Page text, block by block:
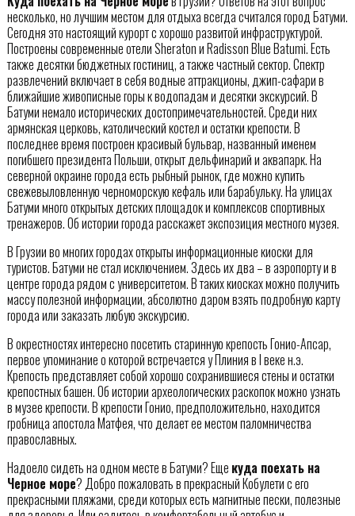
несколько, но лучшим местом для отдыха всегда считался город Батуми.
Сегодня это настоящий курорт с хорошо развитой инфраструктурой.
Построены современные отели Sheraton и Radisson Blue Batumi. Есть
также десятки бюджетных гостиниц, а также частный сектор. Спектр
развлечений включает в себя водные аттракционы, джип-сафари в
ближайшие живописные горы к водопадам и десятки экскурсий. В
Батуми немало исторических достопримечательностей. Среди них
армянская церковь, католический костел и остатки крепости. В
последнее время построен красивый бульвар, названный именем
погибшего президента Польши, открыт дельфинарий и аквапарк. На
северной окраине города есть рыбный рынок, где можно купить
свежевыловленную черноморскую кефаль или барабульку. На улицах
Батуми много открытых детских площадок и комплексов спортивных
тренажеров. Об истории города расскажет экспозиция местного музея.
В Грузии во многих городах открыты информационные киоски для
туристов. Батуми не стал исключением. Здесь их два – в аэропорту и в
центре города рядом с университетом. В таких киосках можно получить
массу полезной информации, абсолютно даром взять подробную карту
города или заказать любую экскурсию.
В окрестностях интересно посетить старинную крепость Гонио-Апсар,
первое упоминание о которой встречается у Плиния в I веке н.э.
Крепость представляет собой хорошо сохранившиеся стены и остатки
крепостных башен. Об истории археологических раскопок можно узнать
в музее крепости. В крепости Гонио, предположительно, находится
гробница апостола Матфея, что делает ее местом паломничества
православных.
Надоело сидеть на одном месте в Батуми? Еще куда поехать на
Черное море? Добро пожаловать в прекрасный Кобулети с его
прекрасными пляжами, среди которых есть магнитные пески, полезные